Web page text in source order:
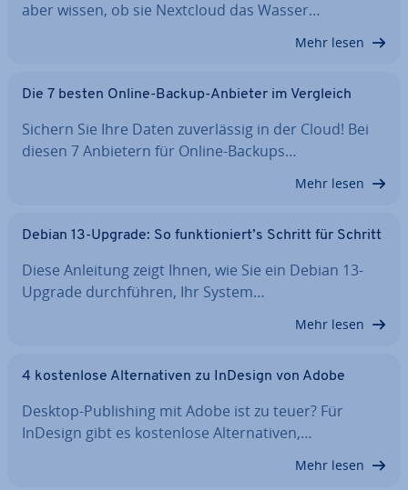
aber wissen, ob sie Nextcloud das Wasser…
Mehr lesen
Die 7 besten Online-Backup-Anbieter im Vergleich
Sichern Sie Ihre Daten zu­ver­läs­sig in der Cloud! Bei
diesen 7 Anbietern für Online-Backups…
Mehr lesen
Debian 13-Upgrade: So funk­tio­niert’s Schritt für Schritt
Diese Anleitung zeigt Ihnen, wie Sie ein Debian 13-
Upgrade durch­füh­ren, Ihr System…
Mehr lesen
4 kos­ten­lo­se Al­ter­na­ti­ven zu InDesign von Adobe
Desktop-Pu­bli­shing mit Adobe ist zu teuer? Für
InDesign gibt es kos­ten­lo­se Al­ter­na­ti­ven,…
Mehr lesen